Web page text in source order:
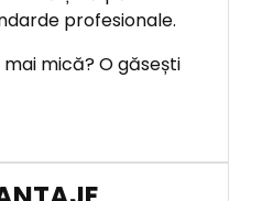
profesionale.
mică? O găsești